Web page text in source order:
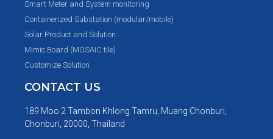
Smart Meter and System monitoring
Containerized Substation (modular/mobile)
Solar Product and Solution
Mimic Board (MOSAIC tile)
Customize Solution
CONTACT US
189 Moo.2 Tambon Khlong Tamru, Muang Chonburi,
Chonburi, 20000, Thailand